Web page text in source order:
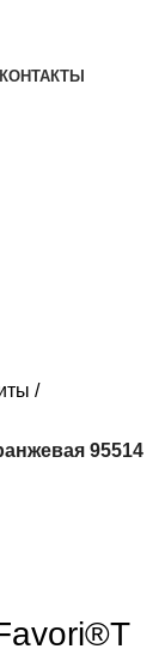
КОНТАКТЫ
95514